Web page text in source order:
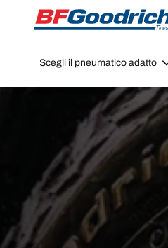
Go to page content
Go to page
Scegli il pneumatico adatto